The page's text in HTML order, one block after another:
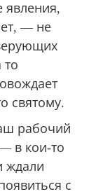
явления,
— не
то
святому.
рабочий
в кои-то
ждали
с